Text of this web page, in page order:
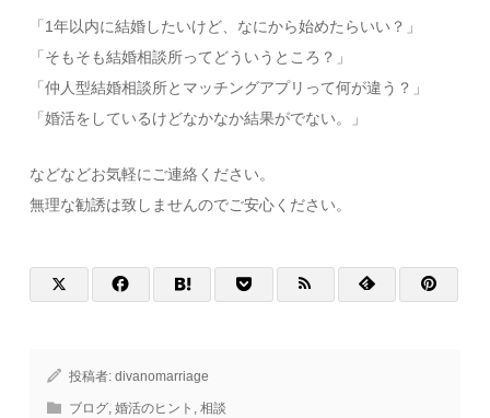
「1年以内に結婚したいけど、なにから始めたらいい？」
「そもそも結婚相談所ってどういうところ？」
「仲人型結婚相談所とマッチングアプリって何が違う？」
「婚活をしているけどなかなか結果がでない。」
などなどお気軽にご連絡ください。
無理な勧誘は致しませんのでご安心ください。
投稿者:divanomarriage
ブログ,婚活のヒント ,相談